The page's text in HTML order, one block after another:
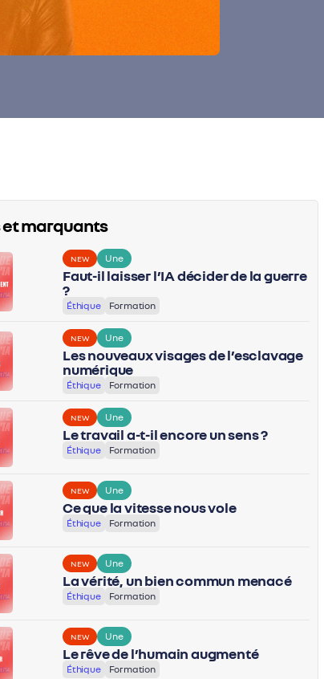
et marquants
NEW Une
Faut-il laisser l’IA décider de la guerre
?
Éthique Formation
NEW Une
Les nouveaux visages de l’esclavage
numérique
Éthique Formation
NEW Une
Le travail a-t-il encore un sens ?
Éthique Formation
NEW Une
Ce que la vitesse nous vole
Éthique Formation
NEW Une
La vérité, un bien commun menacé
Éthique Formation
NEW Une
Le rêve de l’humain augmenté
Éthique Formation